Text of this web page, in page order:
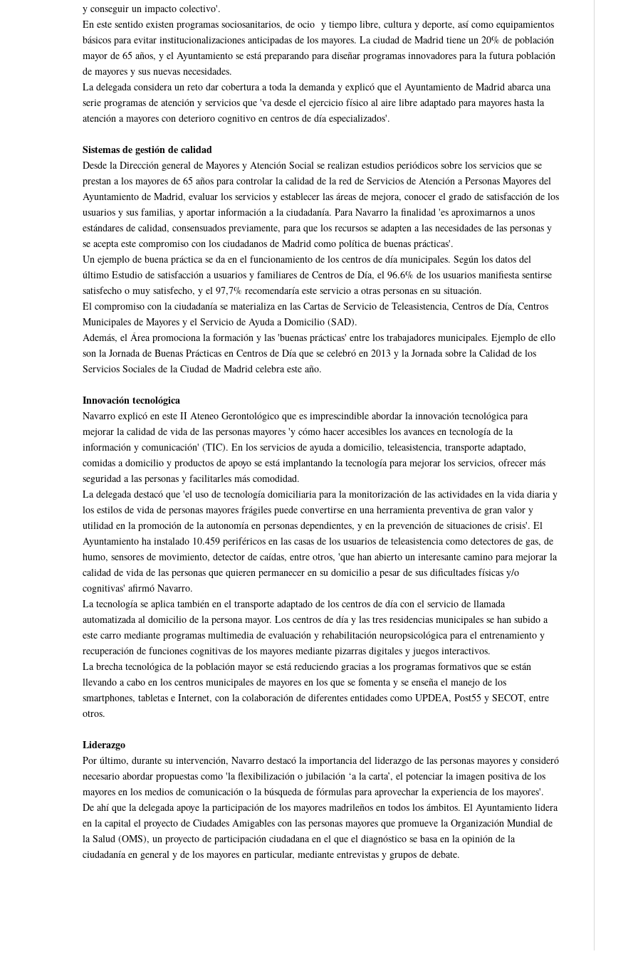
y conseguir un impacto colectivo'.
En este sentido existen programas sociosanitarios, de ocio y tiempo libre, cultura y deporte, así como equipamientos
básicos para evitar institucionalizaciones anticipadas de los mayores. La ciudad de Madrid tiene un 20% de población
mayor de 65 años, y el Ayuntamiento se está preparando para diseñar programas innovadores para la futura población
de mayores y sus nuevas necesidades.
La delegada considera un reto dar cobertura a toda la demanda y explicó que el Ayuntamiento de Madrid abarca una
serie programas de atención y servicios que 'va desde el ejercicio físico al aire libre adaptado para mayores hasta la
atención a mayores con deterioro cognitivo en centros de día especializados'.
Sistemas de gestión de calidad
Desde la Dirección general de Mayores y Atención Social se realizan estudios periódicos sobre los servicios que se
prestan a los mayores de 65 años para controlar la calidad de la red de Servicios de Atención a Personas Mayores del
Ayuntamiento de Madrid, evaluar los servicios y establecer las áreas de mejora, conocer el grado de satisfacción de los
usuarios y sus familias, y aportar información a la ciudadanía. Para Navarro la finalidad 'es aproximarnos a unos
estándares de calidad, consensuados previamente, para que los recursos se adapten a las necesidades de las personas y
se acepta este compromiso con los ciudadanos de Madrid como política de buenas prácticas'.
Un ejemplo de buena práctica se da en el funcionamiento de los centros de día municipales. Según los datos del
último Estudio de satisfacción a usuarios y familiares de Centros de Día, el 96.6% de los usuarios manifiesta sentirse
satisfecho o muy satisfecho, y el 97,7% recomendaría este servicio a otras personas en su situación.
El compromiso con la ciudadanía se materializa en las Cartas de Servicio de Teleasistencia, Centros de Día, Centros
Municipales de Mayores y el Servicio de Ayuda a Domicilio (SAD).
Además, el Área promociona la formación y las 'buenas prácticas' entre los trabajadores municipales. Ejemplo de ello
son la Jornada de Buenas Prácticas en Centros de Día que se celebró en 2013 y la Jornada sobre la Calidad de los
Servicios Sociales de la Ciudad de Madrid celebra este año.
Innovación tecnológica
Navarro explicó en este II Ateneo Gerontológico que es imprescindible abordar la innovación tecnológica para
mejorar la calidad de vida de las personas mayores 'y cómo hacer accesibles los avances en tecnología de la
información y comunicación' (TIC). En los servicios de ayuda a domicilio, teleasistencia, transporte adaptado,
comidas a domicilio y productos de apoyo se está implantando la tecnología para mejorar los servicios, ofrecer más
seguridad a las personas y facilitarles más comodidad.
La delegada destacó que 'el uso de tecnología domiciliaria para la monitorización de las actividades en la vida diaria y
los estilos de vida de personas mayores frágiles puede convertirse en una herramienta preventiva de gran valor y
utilidad en la promoción de la autonomía en personas dependientes, y en la prevención de situaciones de crisis'. El
Ayuntamiento ha instalado 10.459 periféricos en las casas de los usuarios de teleasistencia como detectores de gas, de
humo, sensores de movimiento, detector de caídas, entre otros, 'que han abierto un interesante camino para mejorar la
calidad de vida de las personas que quieren permanecer en su domicilio a pesar de sus dificultades físicas y/o
cognitivas' afirmó Navarro.
La tecnología se aplica también en el transporte adaptado de los centros de día con el servicio de llamada
automatizada al domicilio de la persona mayor. Los centros de día y las tres residencias municipales se han subido a
este carro mediante programas multimedia de evaluación y rehabilitación neuropsicológica para el entrenamiento y
recuperación de funciones cognitivas de los mayores mediante pizarras digitales y juegos interactivos.
La brecha tecnológica de la población mayor se está reduciendo gracias a los programas formativos que se están
llevando a cabo en los centros municipales de mayores en los que se fomenta y se enseña el manejo de los
smartphones, tabletas e Internet, con la colaboración de diferentes entidades como UPDEA, Post55 y SECOT, entre
otros.
Liderazgo
Por último, durante su intervención, Navarro destacó la importancia del liderazgo de las personas mayores y consideró
necesario abordar propuestas como 'la flexibilización o jubilación ‘a la carta’, el potenciar la imagen positiva de los
mayores en los medios de comunicación o la búsqueda de fórmulas para aprovechar la experiencia de los mayores'.
De ahí que la delegada apoye la participación de los mayores madrileños en todos los ámbitos. El Ayuntamiento lidera
en la capital el proyecto de Ciudades Amigables con las personas mayores que promueve la Organización Mundial de
la Salud (OMS), un proyecto de participación ciudadana en el que el diagnóstico se basa en la opinión de la
ciudadanía en general y de los mayores en particular, mediante entrevistas y grupos de debate.